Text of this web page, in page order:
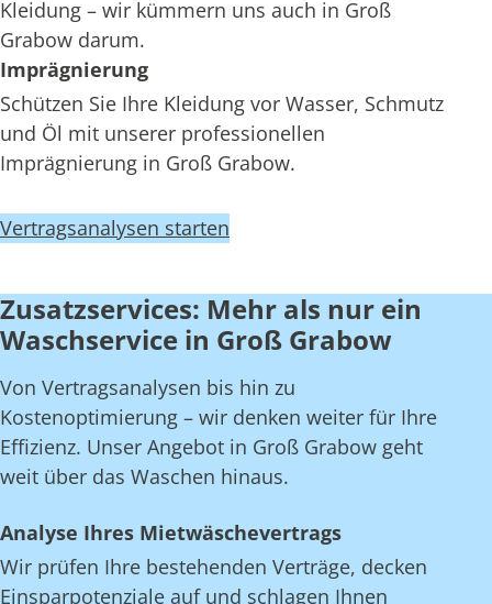
Kleidung – wir kümmern uns auch in Groß
Grabow darum.
Imprägnierung
Schützen Sie Ihre Kleidung vor Wasser, Schmutz
und Öl mit unserer professionellen
Imprägnierung in Groß Grabow.
Vertragsanalysen starten
Zusatzservices: Mehr als nur ein
Waschservice in Groß Grabow
Von Vertragsanalysen bis hin zu
Kostenoptimierung – wir denken weiter für Ihre
Effizienz. Unser Angebot in Groß Grabow geht
weit über das Waschen hinaus.
Analyse Ihres Mietwäschevertrags
Wir prüfen Ihre bestehenden Verträge, decken
Einsparpotenziale auf und schlagen Ihnen